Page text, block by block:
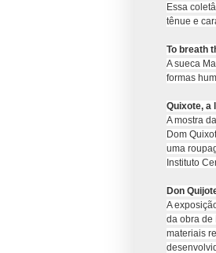
Essa
tênue e
To breath
A sueca
formas
Quixote, a
A mostra
Dom
uma
Instituto
Don
A
da obra de
materiais